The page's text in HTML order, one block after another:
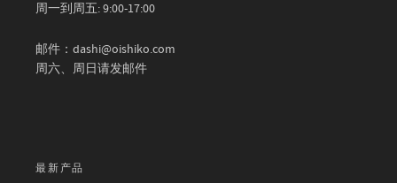
周一到周五: 9:00-17:00
邮件：dashi@oishiko.com
周六、周日请发邮件
最新产品